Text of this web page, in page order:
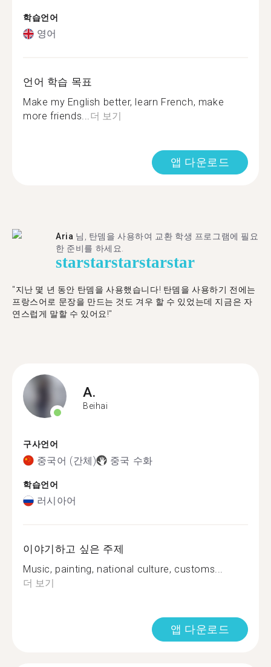
학습언어
영어
언어 학습 목표
Make my English better, learn French, make
more friends...더 보기
앱 다운로드
Aria 님, 탄뎀을 사용하여 교환 학생 프로그램에 필요
한 준비를 하세요.
starstarstarstarstar
"​​지난 몇 년 동안 탄뎀을 사용했습니다! 탄뎀을 사용하기 전에는
프랑스어로 문장을 만드는 것도 겨우 할 수 있었는데 지금은 자
연스럽게 말할 수 있어요!"
A.
Beihai
구사언어
중국어 (간체) 중국 수화
학습언어
러시아어
이야기하고 싶은 주제
Music, painting, national culture, customs...
더 보기
앱 다운로드